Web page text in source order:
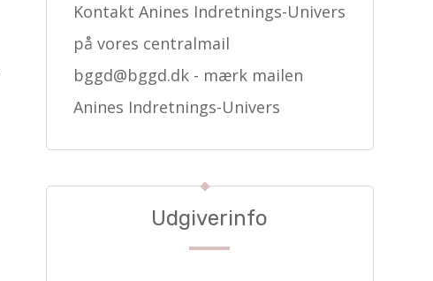
Kontakt Anines Indretnings-Univers
på vores centralmail
bggd@bggd.dk- mærk mailen
Anines Indretnings-Univers
Udgiverinfo